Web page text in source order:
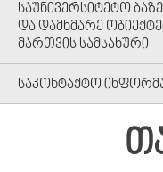
ᲡᲐᲣᲜᲘᲕᲔᲠᲡᲘᲢᲔᲢᲝ
ᲓᲐ ᲓᲐᲛᲮᲛᲐᲠᲔ
ᲛᲐᲠᲗᲕᲘᲡ ᲡᲐᲛᲡᲐᲮᲣᲠᲘ
ᲡᲐᲙᲝᲜᲢᲐᲥᲢᲝ